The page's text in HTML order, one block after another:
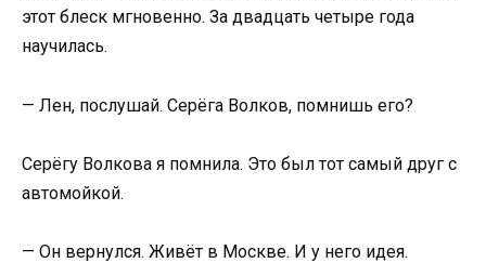
этот блеск мгновенно. За двадцать четыре года
научилась.
— Лен, послушай. Серёга Волков, помнишь его?
Серёгу Волкова я помнила. Это был тот самый друг с
автомойкой.
— Он вернулся. Живёт в Москве. И у него идея.